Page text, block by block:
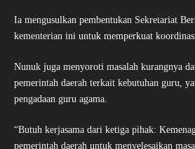
Ia mengusulkan pembentukan Sekretariat
kementerian ini untuk memperkuat
Nunuk juga menyoroti masalah kurangnya
pemerintah daerah terkait kebutuhan guru,
pengadaan guru agama.
“Butuh kerjasama dari ketiga pihak:
pemerintah daerah untuk menyelesaikan